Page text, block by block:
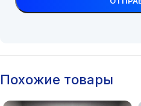
Похожие товары